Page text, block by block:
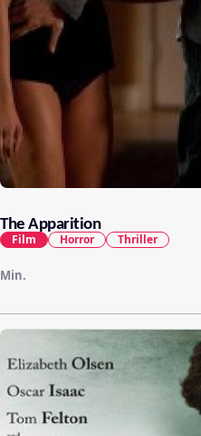
The Apparition
Min.
Film Horror Thriller